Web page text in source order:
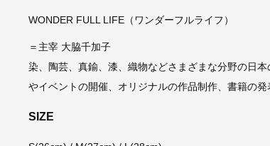
WONDER FULL LIFE（ワンダーフルライフ）
＝主宰 大脇千加子
染、陶芸、真鍮、漆、織物などさまざまな分野の日
やイベントの開催、オリジナルの作品制作、書籍の
SIZE